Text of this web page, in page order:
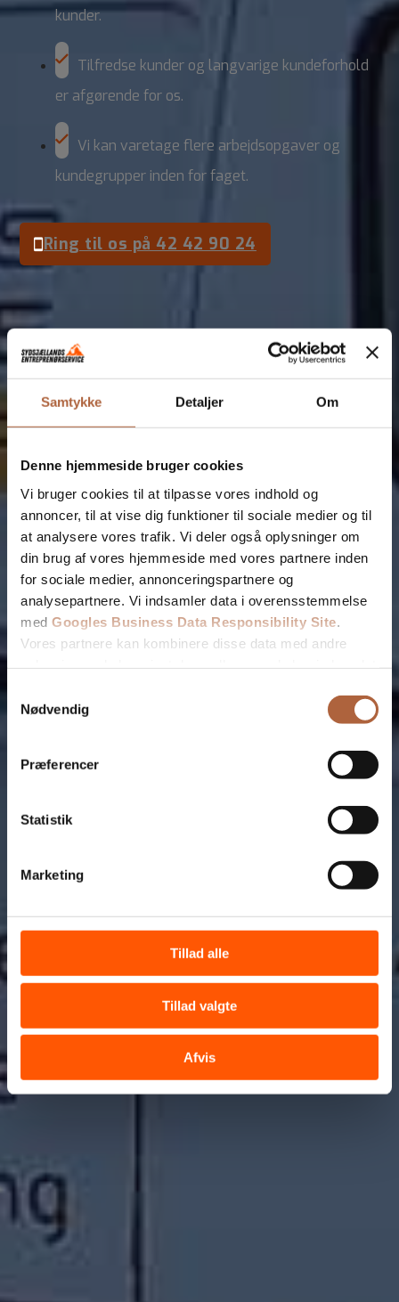
Samtykke Detaljer Om
Denne hjemmeside bruger cookies
Vi bruger cookies til at tilpasse vores indhold og
annoncer, til at vise dig funktioner til sociale medier og til
at analysere vores trafik. Vi deler også oplysninger om
din brug af vores hjemmeside med vores partnere inden
for sociale medier, annonceringspartnere og
analysepartnere. Vi indsamler data i overensstemmelse
med Googles Business Data Responsibility Site
Vores partnere kan kombinere disse data med andre
Samtykkevalg
Nødvendig
Præferencer
Statistik
Marketing
Tillad alle
Tillad valgte
Afvis
kunder.
Tilfredse kunder og langvarige kundeforhold
er afgørende for os.
Vi kan varetage flere arbejdsopgaver og
kundegrupper inden for faget.
Ring til os på 42 42 90 24
Lad os høre om dit næste
projekt
Udfyld kontaktformularen eller ring os op.
Bliv kontaktet